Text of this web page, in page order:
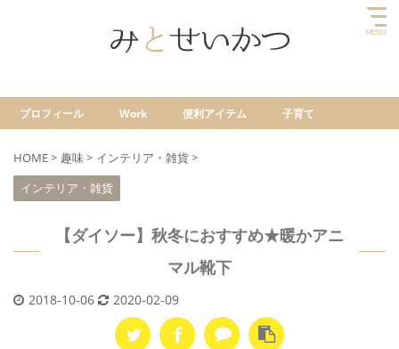
プロフィール Work 便利アイテム 子育て
HOME> 趣味 > インテリア・雑貨>
インテリア・雑貨
【ダイソー】秋冬におすすめ★暖かアニ
マル靴下
2018-10-06 2020-02-09